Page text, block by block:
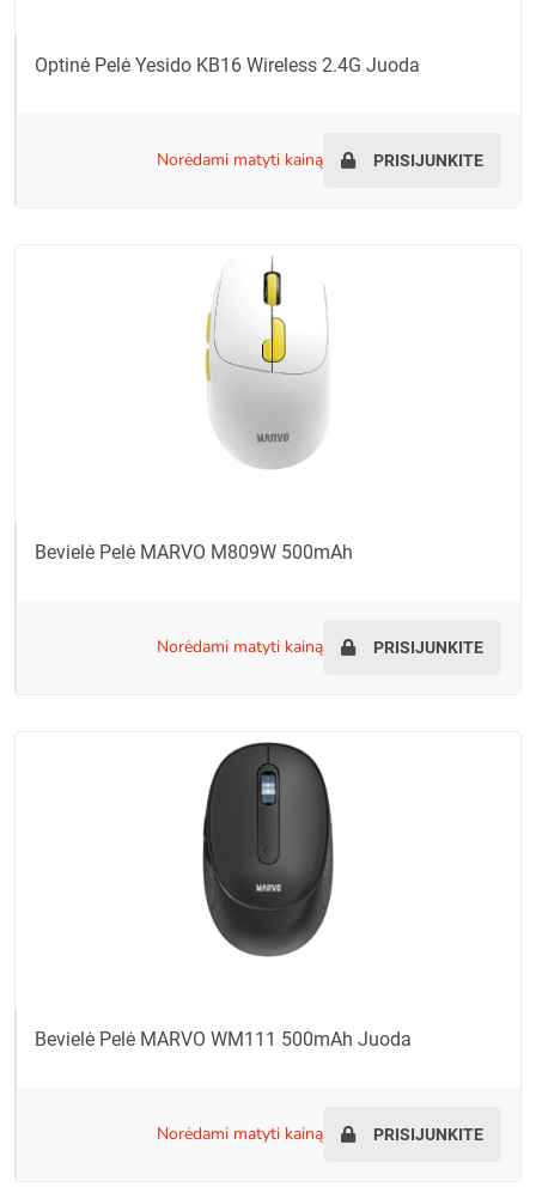
Optinė Pelė Yesido KB16 Wireless 2.4G Juoda
norėdami matyti kainą PRISIJUNKITE
Bevielė Pelė MARVO M809W 500mAh
norėdami matyti kainą PRISIJUNKITE
Bevielė Pelė MARVO WM111 500mAh Juoda
norėdami matyti kainą PRISIJUNKITE